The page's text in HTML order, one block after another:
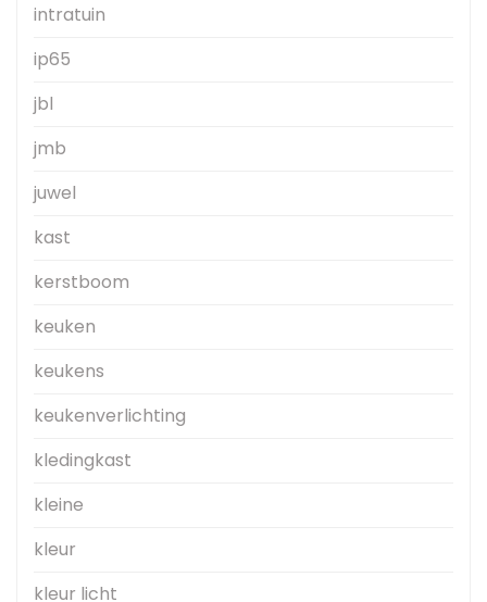
intratuin
ip65
jbl
jmb
juwel
kast
kerstboom
keuken
keukens
keukenverlichting
kledingkast
kleine
kleur
kleur licht